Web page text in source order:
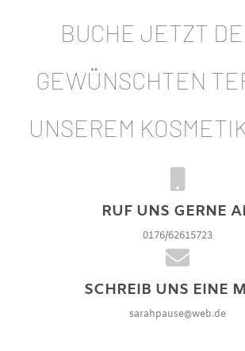
BUCHE JETZT
GEWÜNSCHTEN
UNSEREM
RUF UNS GERNE
0176/62615723
SCHREIB UNS EINE
sarahpause@web.de